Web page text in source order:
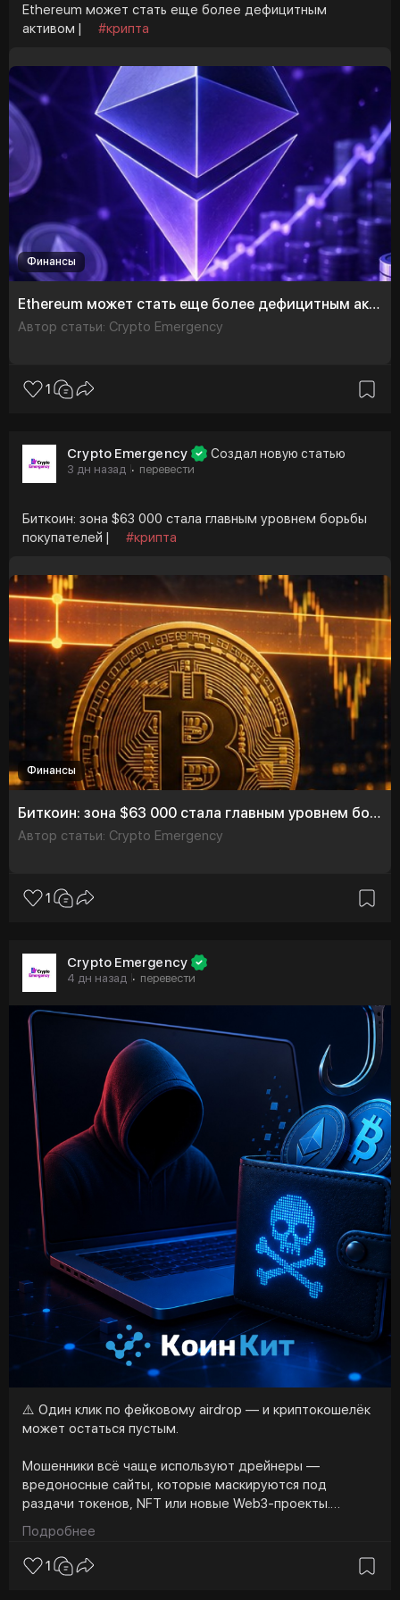
инфраструктура финансовых рынков.
#defi
Ethereum может стать еще более дефицитным
активом |
#крипта
Финансы
Ethereum может стать еще более дефицитным активом
Автор статьи: Crypto Emergency
1
Crypto Emergency Создал новую статью
3 дн назад · перевести
Биткоин: зона $63 000 стала главным уровнем борьбы
покупателей |
#крипта
Финансы
Биткоин: зона $63 000 стала главным уровнем борьбы покупателей
Автор статьи: Crypto Emergency
1
Crypto Emergency
4 дн назад · перевести
⚠️ Один клик по фейковому airdrop — и криптокошелёк
может остаться пустым.
Мошенники всё чаще используют дрейнеры —
вредоносные сайты, которые маскируются под
раздачи токенов, NFT или новые Web3-проекты.
транзакцию, чтобы злоумышленники получили доступ к
активам.
Подробнее
1